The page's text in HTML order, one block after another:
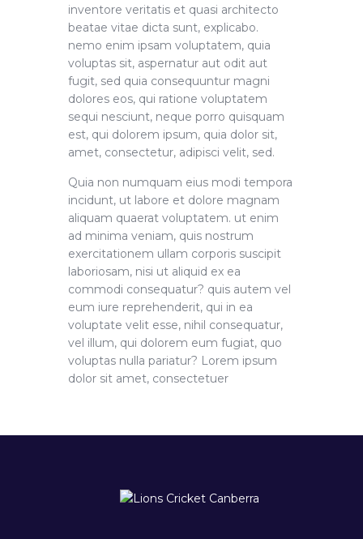
inventore veritatis et quasi architecto
beatae vitae dicta sunt, explicabo.
nemo enim ipsam voluptatem, quia
voluptas sit, aspernatur aut odit aut
fugit, sed quia consequuntur magni
dolores eos, qui ratione voluptatem
sequi nesciunt, neque porro quisquam
est, qui dolorem ipsum, quia dolor sit,
amet, consectetur, adipisci velit, sed.
Quia non numquam eius modi tempora
incidunt, ut labore et dolore magnam
aliquam quaerat voluptatem. ut enim
ad minima veniam, quis nostrum
exercitationem ullam corporis suscipit
laboriosam, nisi ut aliquid ex ea
commodi consequatur? quis autem vel
eum iure reprehenderit, qui in ea
voluptate velit esse, nihil consequatur,
vel illum, qui dolorem eum fugiat, quo
voluptas nulla pariatur? Lorem ipsum
dolor sit amet, consectetuer